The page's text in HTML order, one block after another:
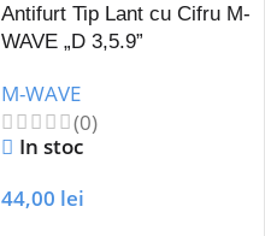
Antifurt Tip Lant cu Cifru M-
WAVE „D 3,5.9”
M-WAVE
(0)
In stoc
44,00 lei